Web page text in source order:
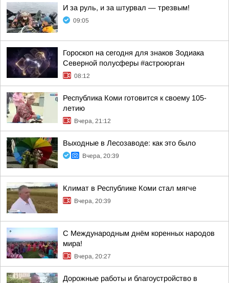
И за руль, и за штурвал — трезвым!
09:05
Гороскоп на сегодня для знаков Зодиака
Северной полусферы #астроюрган
08:12
Республика Коми готовится к своему 105-
летию
Вчера, 21:12
Выходные в Лесозаводе: как это было
Вчера, 20:39
Климат в Республике Коми стал мягче
Вчера, 20:39
С Международным днём коренных народов
мира!
Вчера, 20:27
Дорожные работы и благоустройство в